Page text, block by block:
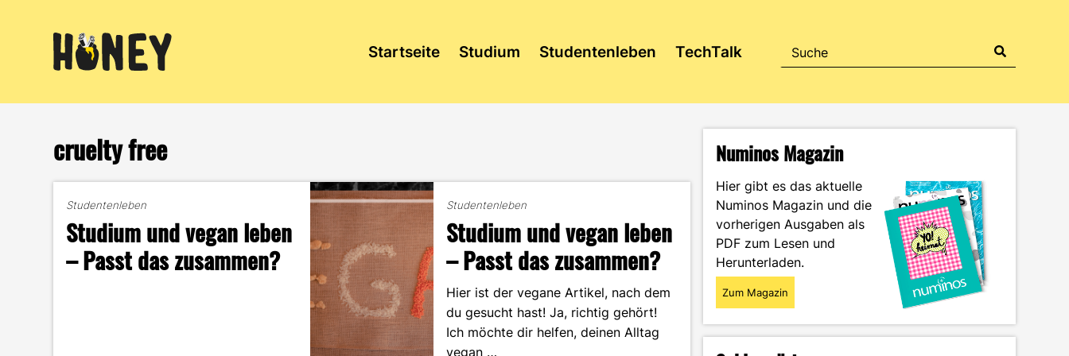
Startseite Studium Studentenleben TechTalk
cruelty free
Studentenleben
Studium und vegan leben
– Passt das zusammen?
Studentenleben
Studium und vegan leben
– Passt das zusammen?
Hier ist der vegane Artikel, nach dem
du gesucht hast! Ja, richtig gehört!
Ich möchte dir helfen, deinen Alltag
vegan …
Numinos Magazin
Hier gibt es das aktuelle
Numinos Magazin und die
vorherigen Ausgaben als
PDF zum Lesen und
Herunterladen.
Zum Magazin